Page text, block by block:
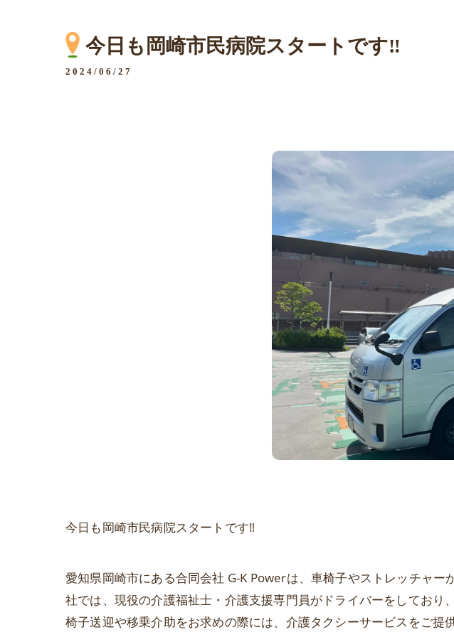
今日も岡崎市民病院スタートです‼️
2024/06/27
今日も岡崎市民病院スタートです‼️
愛知県岡崎市にある合同会社 G-K Powerは、車椅子やストレッチャ
社では、現役の介護福祉士・介護支援専門員がドライバーをしてお
椅子送迎や移乗介助をお求めの際には、介護タクシーサービスをご提